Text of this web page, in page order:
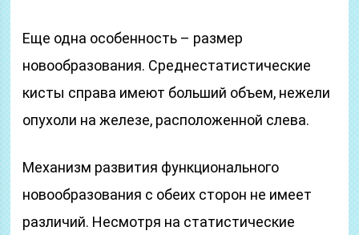
Еще одна особенность – размер
новообразования. Среднестатистические
кисты справа имеют больший объем, нежели
опухоли на железе, расположенной слева.
Механизм развития функционального
новообразования с обеих сторон не имеет
различий. Несмотря на статистические